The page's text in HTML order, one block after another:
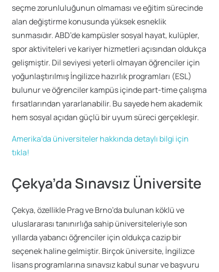
seçme zorunluluğunun olmaması ve eğitim sürecinde
alan değiştirme konusunda yüksek esneklik
sunmasıdır. ABD’de kampüsler sosyal hayat, kulüpler,
spor aktiviteleri ve kariyer hizmetleri açısından oldukça
gelişmiştir. Dil seviyesi yeterli olmayan öğrenciler için
yoğunlaştırılmış İngilizce hazırlık programları (ESL)
bulunur ve öğrenciler kampüs içinde part-time çalışma
fırsatlarından yararlanabilir. Bu sayede hem akademik
hem sosyal açıdan güçlü bir uyum süreci gerçekleşir.
Amerika’da üniversiteler hakkında detaylı bilgi için
tıkla!
Çekya’da Sınavsız Üniversite
Çekya, özellikle Prag ve Brno’da bulunan köklü ve
uluslararası tanınırlığa sahip üniversiteleriyle son
yıllarda yabancı öğrenciler için oldukça cazip bir
seçenek haline gelmiştir. Birçok üniversite, İngilizce
lisans programlarına sınavsız kabul sunar ve başvuru